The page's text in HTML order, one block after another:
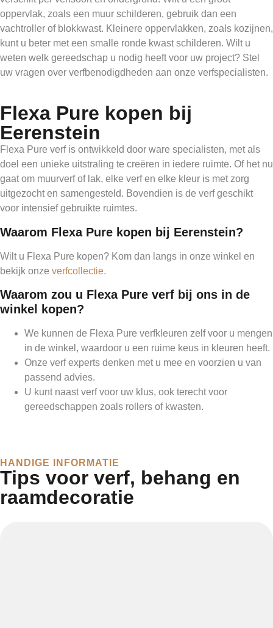
oppervlak, zoals een muur schilderen, gebruik dan een
vachtroller of blokkwast. Kleinere oppervlakken, zoals kozijnen,
kunt u beter met een smalle ronde kwast schilderen. Wilt u
weten welk gereedschap u nodig heeft voor uw project? Stel
uw vragen over verfbenodigdheden aan onze verfspecialisten.
Flexa Pure kopen bij
Eerenstein
Flexa Pure verf is ontwikkeld door ware specialisten, met als
doel een unieke uitstraling te creëren in iedere ruimte. Of het nu
gaat om muurverf of lak, elke verf en elke kleur is met zorg
uitgezocht en samengesteld. Bovendien is de verf geschikt
voor intensief gebruikte ruimtes.
Waarom Flexa Pure kopen bij Eerenstein?
Wilt u Flexa Pure kopen? Kom dan langs in onze winkel en
bekijk onze verfcollectie.
Waarom zou u Flexa Pure verf bij ons in de
winkel kopen?
We kunnen de Flexa Pure verfkleuren zelf voor u mengen
in de winkel, waardoor u een ruime keus in kleuren heeft.
Onze verf experts denken met u mee en voorzien u van
passend advies.
U kunt naast verf voor uw klus, ook terecht voor
gereedschappen zoals rollers of kwasten.
HANDIGE INFORMATIE
Tips voor verf, behang en
raamdecoratie